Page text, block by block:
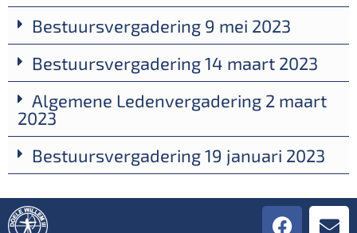
Bestuursvergadering 9 mei 2023
Bestuursvergadering 14 maart 2023
Algemene Ledenvergadering 2 maart
2023
Bestuursvergadering 19 januari 2023